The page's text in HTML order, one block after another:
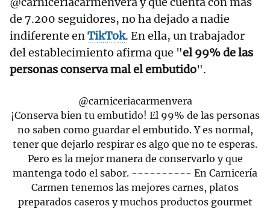
de 7.200 seguidores, no ha dejado a nadie
indiferente enTikTok. En ella, un trabajador
del establecimiento afirma que "el 99% de las
personas conserva mal el embutido".
@carniceriacarmenvera
¡Conserva bien tu embutido! El 99% de las personas
no saben como guardar el embutido. Y es normal,
tener que dejarlo respirar es algo que no te esperas.
Pero es la mejor manera de conservarlo y que
mantenga todo el sabor. ---------- En Carnicería
Carmen tenemos las mejores carnes, platos
preparados caseros y muchos productos gourmet